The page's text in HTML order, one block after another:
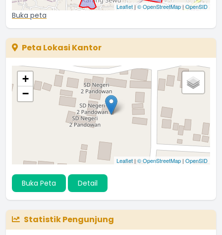
Leaflet | © OpenStreetMap|OpenSID
Buka peta
Peta Lokasi Kantor
+
−
Leaflet | © OpenStreetMap | OpenSID
Buka Peta Detail
Statistik Pengunjung